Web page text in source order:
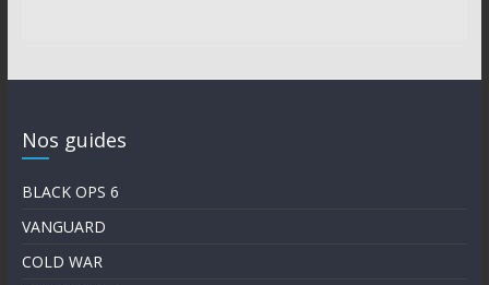
Nos guides
BLACK OPS 6
VANGUARD
COLD WAR